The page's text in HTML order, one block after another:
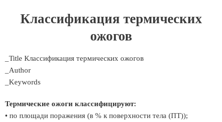
Классификация термических
ожогов
_Title Классификация термических ожогов
_Author
_Keywords
Термические ожоги классифицируют:
• по площади поражения (в % к поверхности тела (ПТ));